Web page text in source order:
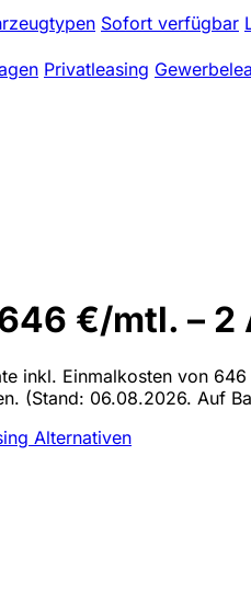
Sofort verfügbar
Privatleasing
€/mtl. –
inkl. Einmalkosten von
(Stand: 06.08.2026. Auf
Alternativen